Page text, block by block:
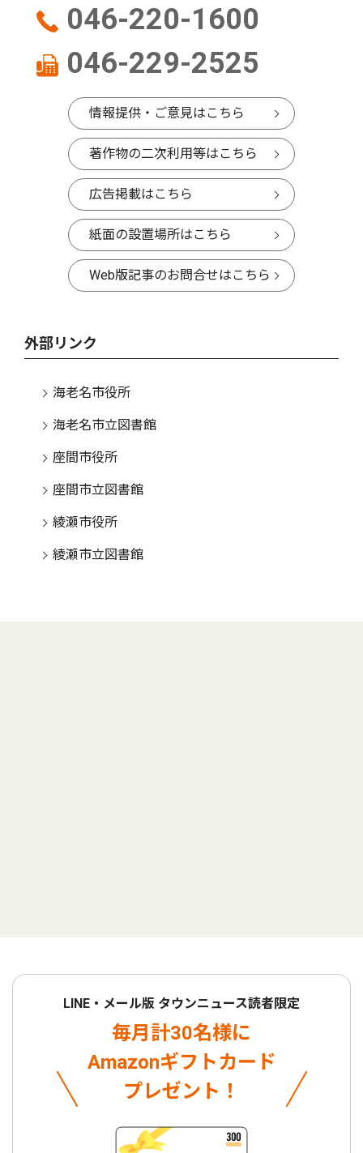
046-220-1600
046-229-2525
情報提供・ご意見はこちら
著作物の二次利用等はこちら
広告掲載はこちら
紙面の設置場所はこちら
Web版記事のお問合せはこちら
外部リンク
海老名市役所
海老名市立図書館
座間市役所
座間市立図書館
綾瀬市役所
綾瀬市立図書館
LINE・メール版 タウンニュース読者限定
毎月計30名様に
Amazonギフトカード
プレゼント！